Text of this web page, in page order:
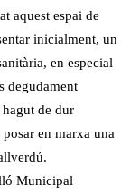
aquest espai de
inicialment, un
en especial
degudament
hagut de dur
en marxa una
Municipal